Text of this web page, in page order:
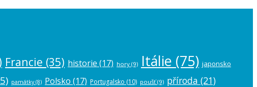
Francie (35) historie (17) hory (9) Itálie (75) japonsko
památky(8) Polsko (17) Portugalsko (10) poušť(9) příroda (21)